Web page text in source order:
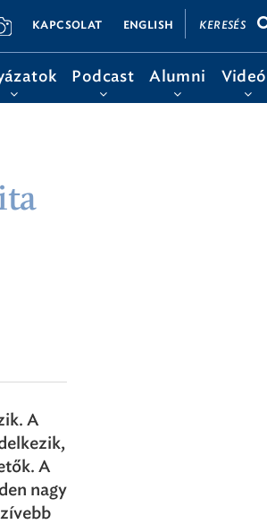
KAPCSOLAT ENGLISH KERESÉS
Podcast Alumni
A
A
nagy